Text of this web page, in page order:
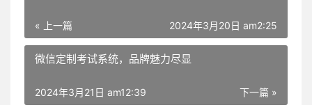
« 上一篇 2024年3月20日 am2:25
微信定制考试系统，品牌魅力尽显
下一篇 »
2024年3月21日 am12:39